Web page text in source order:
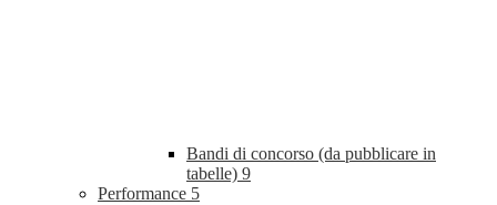
Bandi di concorso (da pubblicare in
tabelle) 9
Performance 5